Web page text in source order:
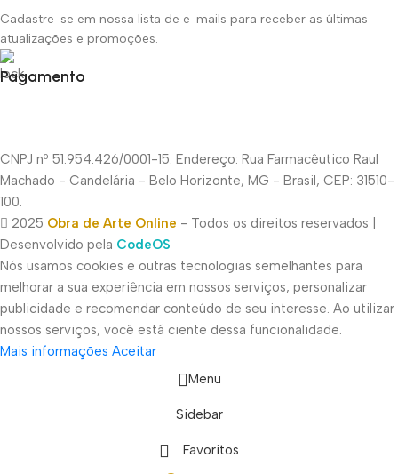
Cadastre-se em nossa lista de e-mails para receber as últimas
atualizações e promoções.
Pagamento
CNPJ nº 51.954.426/0001-15. Endereço: Rua Farmacêutico Raul
Machado - Candelária - Belo Horizonte, MG - Brasil, CEP: 31510-
100.
2025 Obra de Arte Online - Todos os direitos reservados |
Desenvolvido pela CodeOS
Nós usamos cookies e outras tecnologias semelhantes para
melhorar a sua experiência em nossos serviços, personalizar
publicidade e recomendar conteúdo de seu interesse. Ao utilizar
nossos serviços, você está ciente dessa funcionalidade.
Mais informações Aceitar
Menu
Sidebar
Favoritos